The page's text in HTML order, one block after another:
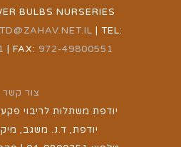
BULBS NURSERIES
| TEL:
| FAX: 972-49800551
צור קשר
יודפת משתלות לריבוי
יודפת, ד.נ. משגב, מיקוד